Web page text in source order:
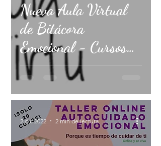
Nueva Aula Virtual
de Bitácora
Emocional - Cursos
online de Gestión
emocional
2 dic 2022 2 min de lectura